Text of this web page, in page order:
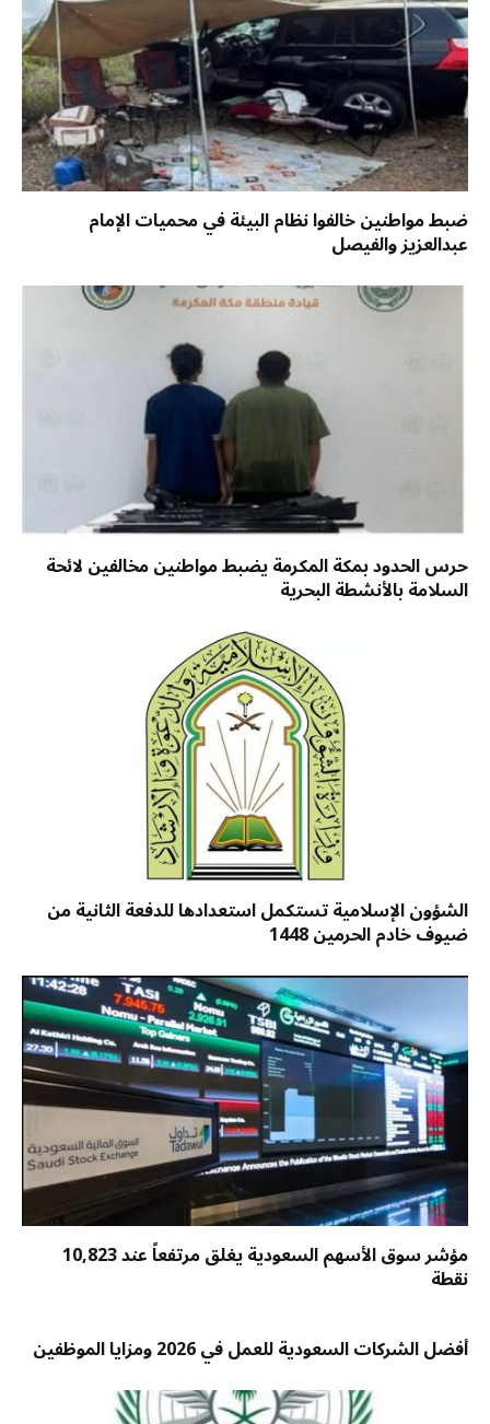
ضبط مواطنين خالفوا نظام البيئة في محميات الإمام
عبدالعزيز والفيصل
حرس الحدود بمكة المكرمة يضبط مواطنين مخالفين لائحة
السلامة بالأنشطة البحرية
الشؤون الإسلامية تستكمل استعدادها للدفعة الثانية من
ضيوف خادم الحرمين 1448
مؤشر سوق الأسهم السعودية يغلق مرتفعاً عند 10,823
نقطة
أفضل الشركات السعودية للعمل في 2026 ومزايا الموظفين